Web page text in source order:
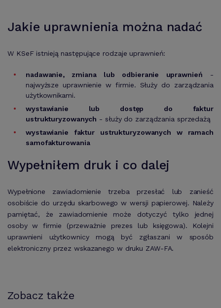
Jakie uprawnienia można nadać
W KSeF istnieją następujące rodzaje uprawnień:
nadawanie, zmiana lub odbieranie uprawnień -
najwyższe uprawnienie w firmie. Służy do zarządzania
użytkownikami.
wystawianie lub dostęp do faktur
ustrukturyzowanych - służy do zarządzania sprzedażą
wystawianie faktur ustrukturyzowanych w ramach
samofakturowania
Wypełniłem druk i co dalej
Wypełnione zawiadomienie trzeba przesłać lub zanieść
osobiście do urzędu skarbowego w wersji papierowej. Należy
pamiętać, że zawiadomienie może dotyczyć tylko jednej
osoby w firmie (przeważnie prezes lub księgowa). Kolejni
uprawnieni użytkownicy mogą być zgłaszani w sposób
elektroniczny przez wskazanego w druku ZAW-FA.
Zobacz także